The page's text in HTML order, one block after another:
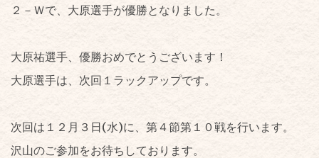
２－Ｗで、大原選手が優勝となりました。
大原祐選手、優勝おめでとうございます！
大原選手は、次回１ラックアップです。
次回は１２月３日(水)に、第４節第１０戦を行います。
沢山のご参加をお待ちしております。